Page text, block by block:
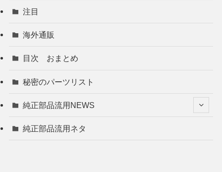
注目
海外通販
目次 おまとめ
秘密のパーツリスト
純正部品流用NEWS
純正部品流用ネタ